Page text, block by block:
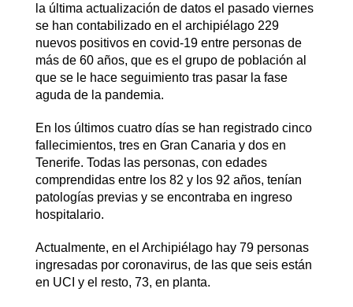
la última actualización de datos el pasado viernes
se han contabilizado en el archipiélago 229
nuevos positivos en covid-19 entre personas de
más de 60 años, que es el grupo de población al
que se le hace seguimiento tras pasar la fase
aguda de la pandemia.
En los últimos cuatro días se han registrado cinco
fallecimientos, tres en Gran Canaria y dos en
Tenerife. Todas las personas, con edades
comprendidas entre los 82 y los 92 años, tenían
patologías previas y se encontraba en ingreso
hospitalario.
Actualmente, en el Archipiélago hay 79 personas
ingresadas por coronavirus, de las que seis están
en UCI y el resto, 73, en planta.